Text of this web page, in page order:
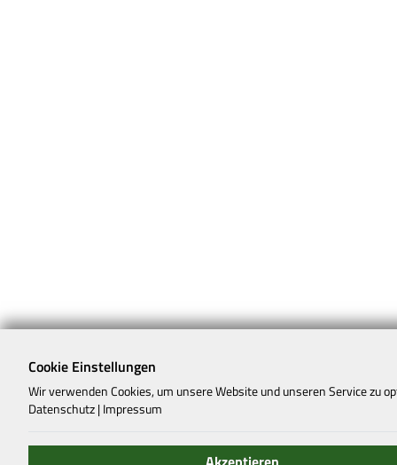
Cookie Einstellungen
Wir verwenden Cookies, um unsere Website und unseren Service zu
Datenschutz | Impressum